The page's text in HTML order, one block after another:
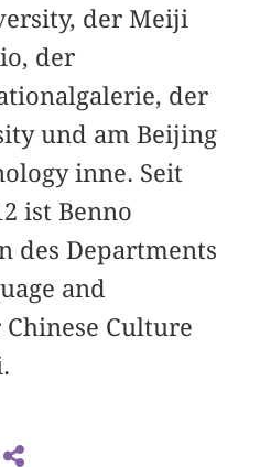
der Meiji
der
der
und am Beijing
inne. Seit
ist Benno
des Departments
and
Culture